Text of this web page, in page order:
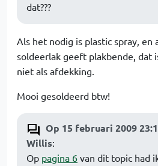
dat???
Als het nodig is plastic spray, en
soldeerlak geeft plakbende, dat
niet als afdekking.
Mooi gesoldeerd btw!
Op 15 februari 2009
Willis:
Op pagina 6 van dit topic had